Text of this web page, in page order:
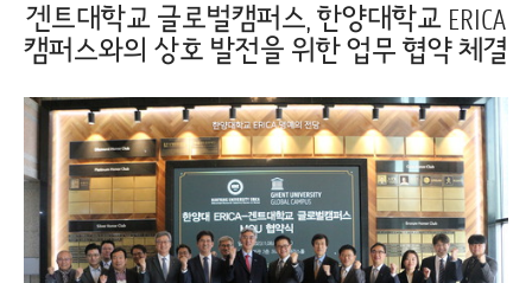
겐트대학교 글로벌캠퍼스, 한양대학교 ERICA
캠퍼스와의 상호 발전을 위한 업무 협약 체결